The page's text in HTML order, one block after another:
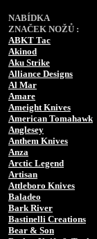
NABÍDKA
ZNAČEK NOŽŮ :
ABKT Tac
Akinod
Aku Strike
Alliance Designs
Al Mar
Amare
Ameight Knives
American Tomahawk
Anglesey
Anthem Knives
Anza
Arctic Legend
Artisan
Attleboro Knives
Baladeo
Bark River
Bastinelli Creations
Bear & Son